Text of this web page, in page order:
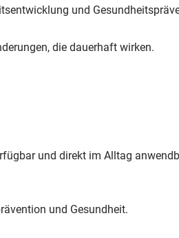
und
die dauerhaft wirken.
und direkt im Alltag
und Gesundheit.